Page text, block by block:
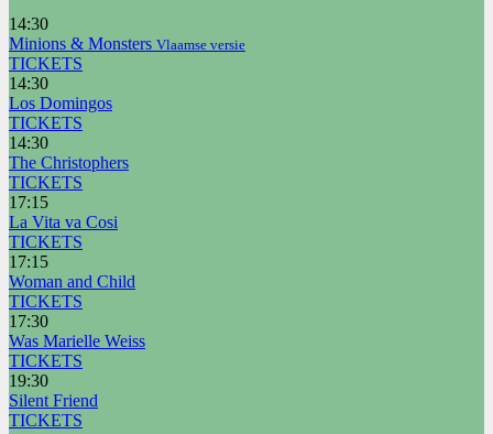
14:30
Minions & Monsters Vlaamse versie
TICKETS
14:30
Los Domingos
TICKETS
14:30
The Christophers
TICKETS
17:15
La Vita va Cosi
TICKETS
17:15
Woman and Child
TICKETS
17:30
Was Marielle Weiss
TICKETS
19:30
Silent Friend
TICKETS